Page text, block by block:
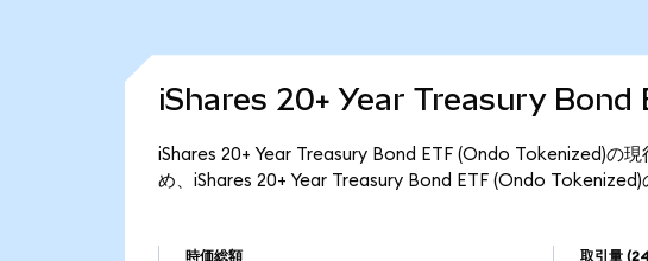
iShares 20+ Year Treasury Bond
iShares 20+ Year Treasury Bond ETF (Ondo Tokenized)の
め、iShares 20+ Year Treasury Bond ETF (Ondo Tokenized)
時価総額 取引量